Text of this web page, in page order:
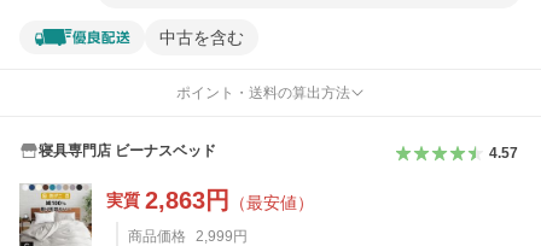
中古を含む
ポイント・送料の算出方法
寝具専門店 ビーナスベッド 4.57
実質 2,863円 （最安値）
商品価格 2,999 円